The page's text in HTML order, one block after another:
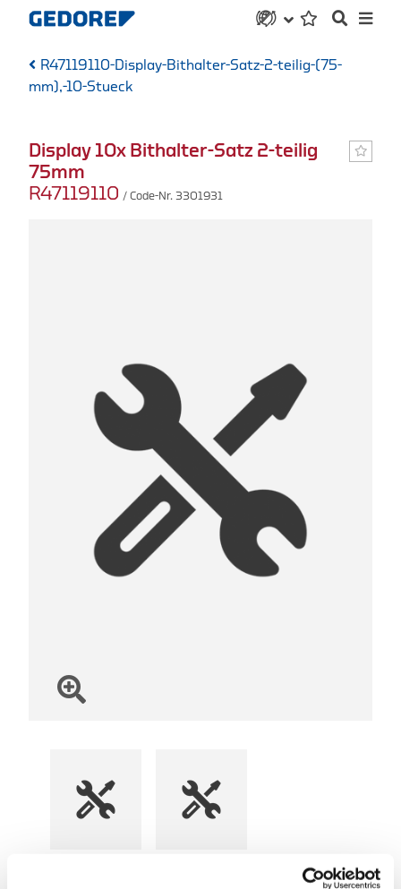
R47119110-Display-Bithalter-Satz-2-teilig-(75-
mm),-10-Stueck
Display 10x Bithalter-Satz 2-teilig
75mm
R47119110 / Code-Nr. 3301931